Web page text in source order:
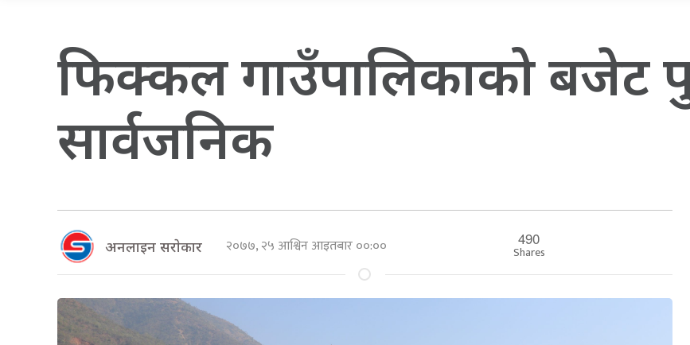
फिक्कल गाउँपालिकाको बजेट
सार्वजनिक
अनलाइन सराेकार २०७७, २५ आश्विन आइतबार ००:०० 490
Shares